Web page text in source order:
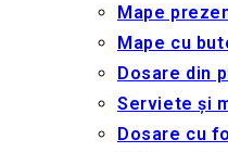
Mape
Mape cu
Dosare din
Serviete și
Dosare cu